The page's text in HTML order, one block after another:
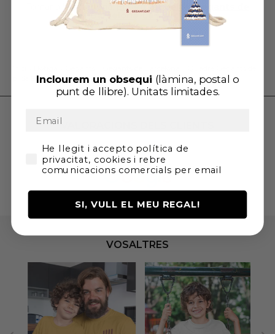
Tornar a la categoria:El Gegant del Pi,Gegants de
Barcelona,La Mercè
pi de Barcelona
VALORACIONS DELS CLIENTS
VOSALTRES
Inclourem un obsequi (làmina, postal o
punt de llibre). Unitats limitades.
He llegit i accepto la Política de Privadesa i
He llegit i accepto política de
privacitat, cookies i rebre
comunicacions comercials per email
SI, VULL EL MEU REGAL!